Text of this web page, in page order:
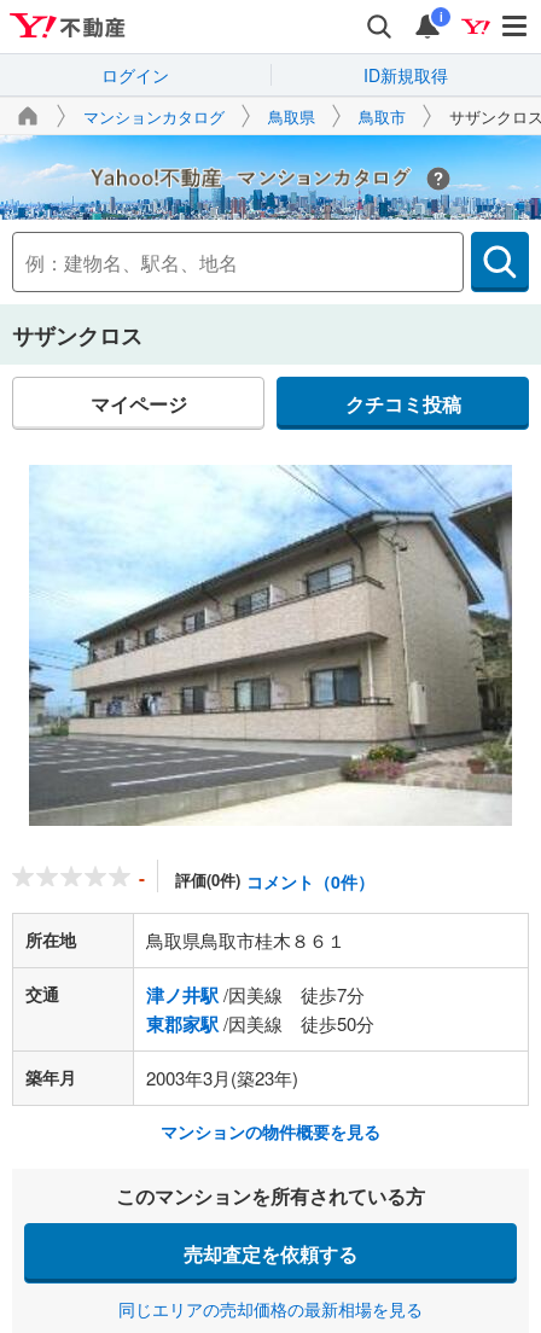
i
ログイン ID新規取得
マンションカタログ 鳥取県 鳥取市 サザンクロ
Yahoo!不動産
サザンクロス
マイページ クチコミ投稿
- 評価(0件) コメント（0件）
所在地 鳥取県鳥取市桂木８６１
交通 津ノ井駅/因美線 徒歩7分
東郡家駅/因美線 徒歩50分
築年月 2003年3月(築23年)
マンションの物件概要を見る
このマンションを所有されている方
売却査定を依頼する
同じエリアの売却価格の最新相場を見る